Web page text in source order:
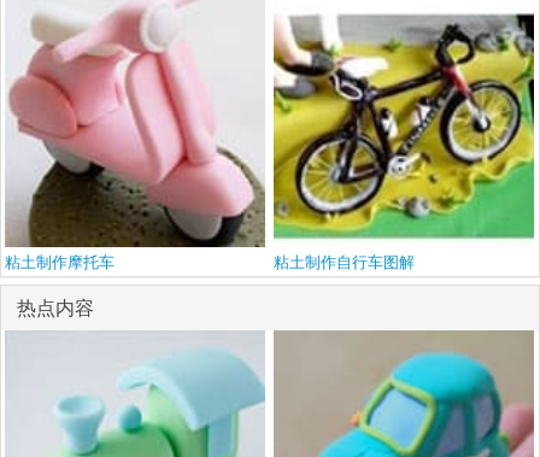
粘土制作摩托车 粘土制作自行车图解
热点内容